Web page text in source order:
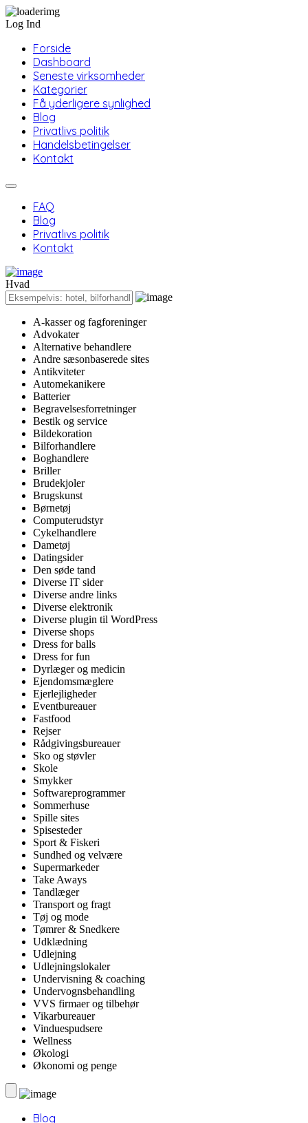
Log Ind
Forside
Dashboard
Seneste virksomheder
Kategorier
Få yderligere synlighed
Blog
Privatlivs politik
Handelsbetingelser
Kontakt
FAQ
Blog
Privatlivs politik
Kontakt
Hvad
A-kasser og fagforeninger
Advokater
Alternative behandlere
Andre sæsonbaserede sites
Antikviteter
Automekanikere
Batterier
Begravelsesforretninger
Bestik og service
Bildekoration
Bilforhandlere
Boghandlere
Briller
Brudekjoler
Brugskunst
Børnetøj
Computerudstyr
Cykelhandlere
Dametøj
Datingsider
Den søde tand
Diverse IT sider
Diverse andre links
Diverse elektronik
Diverse plugin til WordPress
Diverse shops
Dress for balls
Dress for fun
Dyrlæger og medicin
Ejendomsmæglere
Ejerlejligheder
Eventbureauer
Fastfood
Rejser
Rådgivingsbureauer
Sko og støvler
Skole
Smykker
Softwareprogrammer
Sommerhuse
Spille sites
Spisesteder
Sport & Fiskeri
Sundhed og velvære
Supermarkeder
Take Aways
Tandlæger
Transport og fragt
Tøj og mode
Tømrer & Snedkere
Udklædning
Udlejning
Udlejningslokaler
Undervisning & coaching
Undervognsbehandling
VVS firmaer og tilbehør
Vikarbureauer
Vinduespudsere
Wellness
Økologi
Økonomi og penge
Blog